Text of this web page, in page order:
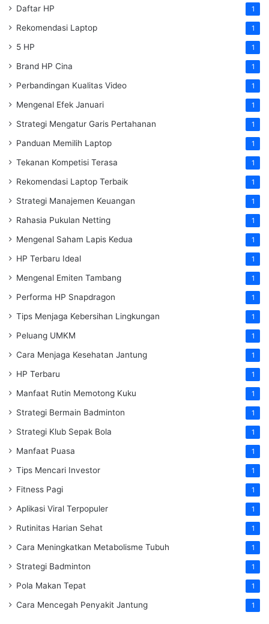
Daftar HP 1
Rekomendasi Laptop 1
5 HP 1
Brand HP Cina 1
Perbandingan Kualitas Video 1
Mengenal Efek Januari 1
Strategi Mengatur Garis Pertahanan 1
Panduan Memilih Laptop 1
Tekanan Kompetisi Terasa 1
Rekomendasi Laptop Terbaik 1
Strategi Manajemen Keuangan 1
Rahasia Pukulan Netting 1
Mengenal Saham Lapis Kedua 1
HP Terbaru Ideal 1
Mengenal Emiten Tambang 1
Performa HP Snapdragon 1
Tips Menjaga Kebersihan Lingkungan 1
Peluang UMKM 1
Cara Menjaga Kesehatan Jantung 1
HP Terbaru 1
Manfaat Rutin Memotong Kuku 1
Strategi Bermain Badminton 1
Strategi Klub Sepak Bola 1
Manfaat Puasa 1
Tips Mencari Investor 1
Fitness Pagi 1
Aplikasi Viral Terpopuler 1
Rutinitas Harian Sehat 1
Cara Meningkatkan Metabolisme Tubuh 1
Strategi Badminton 1
Pola Makan Tepat 1
Cara Mencegah Penyakit Jantung 1